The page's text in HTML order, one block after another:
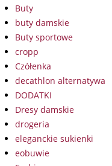
Buty
buty damskie
Buty sportowe
cropp
Czółenka
decathlon alternatywa
DODATKI
Dresy damskie
drogeria
eleganckie sukienki
eobuwie